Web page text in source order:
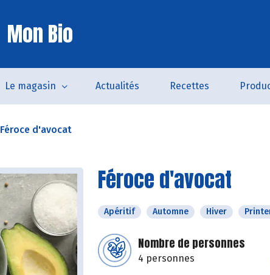
Mon Bio
Le magasin Actualités Recettes
Féroce d'avocat
Féroce d'avocat
Apéritif Automne Hiver
Nombre de personnes
4 personnes